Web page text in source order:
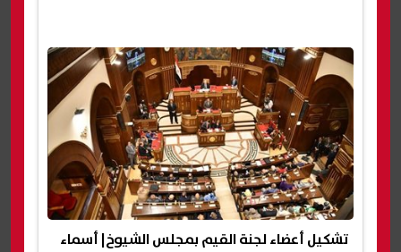
تشكيل أعضاء لجنة القيم بمجلس الشيوخ| أسماء